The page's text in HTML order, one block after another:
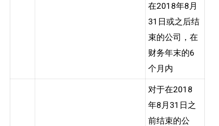
在2018年8月
31日或之后结
束的公司，在
财务年末的6
个月内
对于在2018
年8月31日之
前结束的公